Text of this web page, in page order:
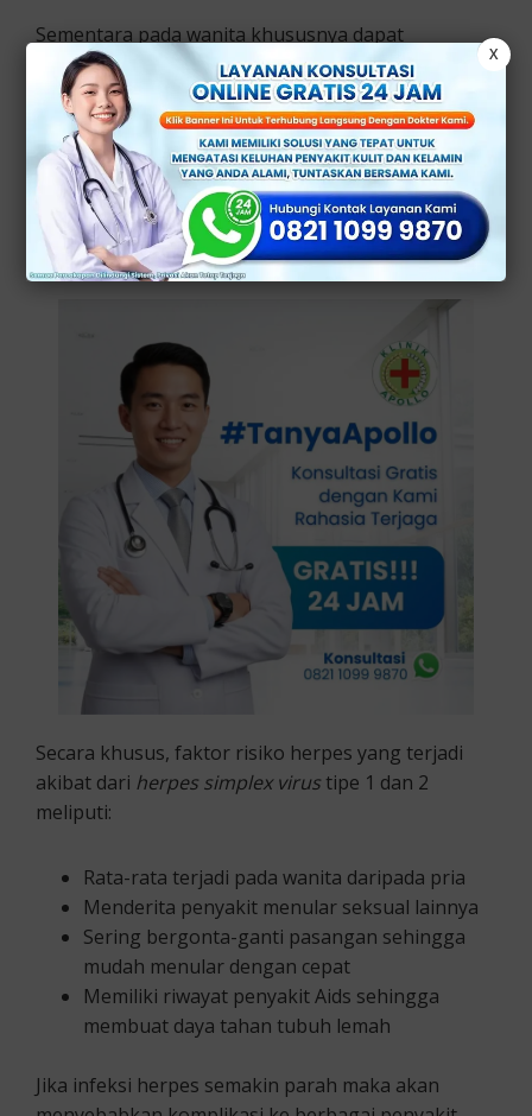
Sementara pada wanita khususnya dapat
menyebabkan
keputihan.
Akan tetapi, infeksi virus ini sangat rentan bagi
seseorang yang berkontak langsung dengan
penderita herpes. Baik melalui hubungan seksual
tanpa pengaman, bergonta-ganti mainan sex,
serta berciuman.
Secara khusus, faktor risiko herpes yang terjadi
akibat dari herpes simplex virus tipe 1 dan 2
meliputi:
Rata-rata terjadi pada wanita daripada pria
Menderita penyakit menular seksual lainnya
Sering bergonta-ganti pasangan sehingga
mudah menular dengan cepat
Memiliki riwayat penyakit Aids sehingga
membuat daya tahan tubuh lemah
Jika infeksi herpes semakin parah maka akan
X